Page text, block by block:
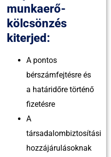
munkaerő-
kölcsönzés
kiterjed:
A pontos
bérszámfejtésre és
a határidőre történő
fizetésre
A
társadalombiztosítási
hozzájárulásoknak